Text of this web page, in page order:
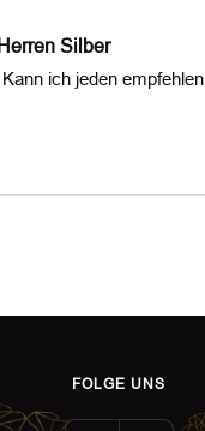
Silber
ich jeden empfehlen.
FOLGE UNS